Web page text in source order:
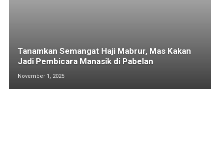
Tanamkan Semangat Haji Mabrur, Mas Kakan
Jadi Pembicara Manasik di Pabelan
November 1, 2025